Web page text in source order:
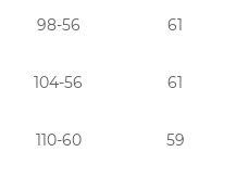
98-56 61
104-56 61
110-60 59